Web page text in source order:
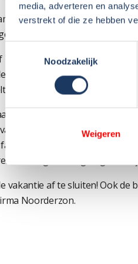
media, adverteren en
verstrekt of die ze hebben
Noodzakelijk
Weigeren
is van een particulier die
met koffie in de camper.
is ons zeer goed bevallen.
omgeving als Normandië
ook.
we zeker weer. Inmiddels
de camper weer erg fijn om
Vossestein en nog te
heel erg nieuwsgierig hoe wij
vakantie af te sluiten! Ook
Noorderzon.